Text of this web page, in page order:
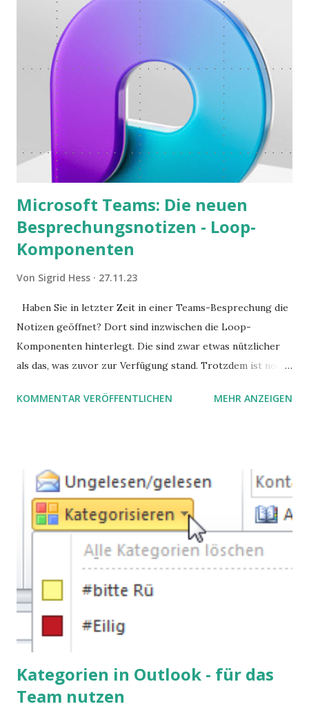
Microsoft Teams: Die neuen
Besprechungsnotizen - Loop-
Komponenten
Von Sigrid Hess 27.11.23
Haben Sie in letzter Zeit in einer Teams-Besprechung die
Notizen geöffnet? Dort sind inzwischen die Loop-
Komponenten hinterlegt. Die sind zwar etwas nützlicher
als das, was zuvor zur Verfügung stand. Trotzdem ist noch
Stolperfallen. Hier ein erster, kritischer Blick auf das was
KOMMENTAR VERÖFFENTLICHEN MEHR ANZEIGEN
Kategorien in Outlook - für das
Team nutzen